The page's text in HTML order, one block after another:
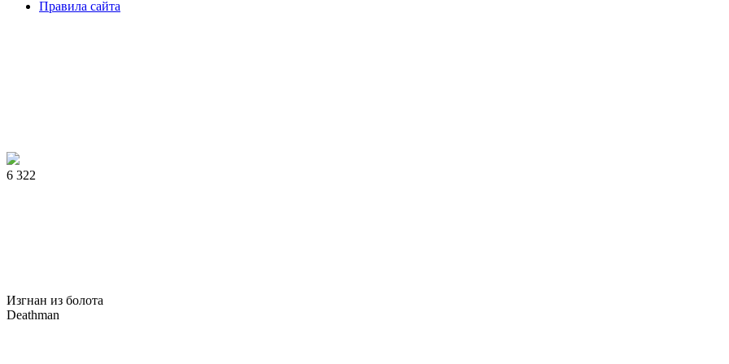
Правила сайта
6 322
Изгнан из болота
Deathman